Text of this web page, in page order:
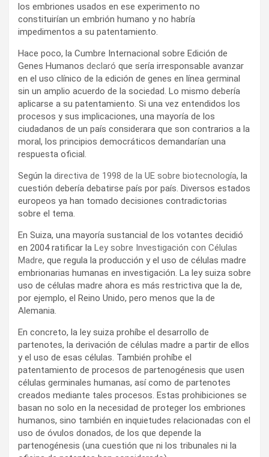
los embriones usados en ese experimento no
constituirían un embrión humano y no habría
impedimentos a su patentamiento.
Hace poco, la Cumbre Internacional sobre Edición de
Genes Humanos declaró que sería irresponsable avanzar
en el uso clínico de la edición de genes en línea germinal
sin un amplio acuerdo de la sociedad. Lo mismo debería
aplicarse a su patentamiento. Si una vez entendidos los
procesos y sus implicaciones, una mayoría de los
ciudadanos de un país considerara que son contrarios a la
moral, los principios democráticos demandarían una
respuesta oficial.
Según la directiva de 1998 de la UE sobre biotecnología, la
cuestión debería debatirse país por país. Diversos estados
europeos ya han tomado decisiones contradictorias
sobre el tema.
En Suiza, una mayoría sustancial de los votantes decidió
en 2004 ratificar la Ley sobre Investigación con Células
Madre, que regula la producción y el uso de células madre
embrionarias humanas en investigación. La ley suiza sobre
uso de células madre ahora es más restrictiva que la de,
por ejemplo, el Reino Unido, pero menos que la de
Alemania.
En concreto, la ley suiza prohíbe el desarrollo de
partenotes, la derivación de células madre a partir de ellos
y el uso de esas células. También prohíbe el
patentamiento de procesos de partenogénesis que usen
células germinales humanas, así como de partenotes
creados mediante tales procesos. Estas prohibiciones se
basan no solo en la necesidad de proteger los embriones
humanos, sino también en inquietudes relacionadas con el
uso de óvulos donados, de los que depende la
partenogénesis (una cuestión que ni los tribunales ni la